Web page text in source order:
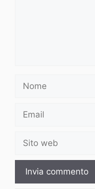
Nome
Email
Sito
web